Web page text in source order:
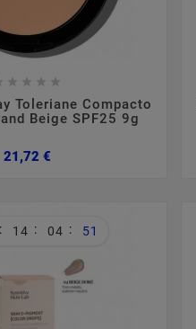
   
Toleriane Compacto
Beige SPF25 9g
21,72 €Preço
: 14 : 04 : 50